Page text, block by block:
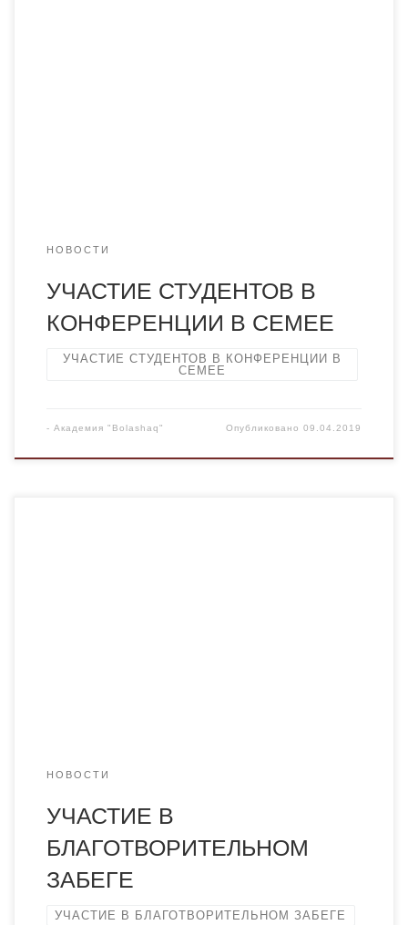
НОВОСТИ
УЧАСТИЕ СТУДЕНТОВ В
КОНФЕРЕНЦИИ В СЕМЕЕ
УЧАСТИЕ СТУДЕНТОВ В КОНФЕРЕНЦИИ В
СЕМЕЕ
- Академия "Bolashaq" Опубликовано09.04.2019
НОВОСТИ
УЧАСТИЕ В
БЛАГОТВОРИТЕЛЬНОМ
ЗАБЕГЕ
УЧАСТИЕ В БЛАГОТВОРИТЕЛЬНОМ ЗАБЕГЕ